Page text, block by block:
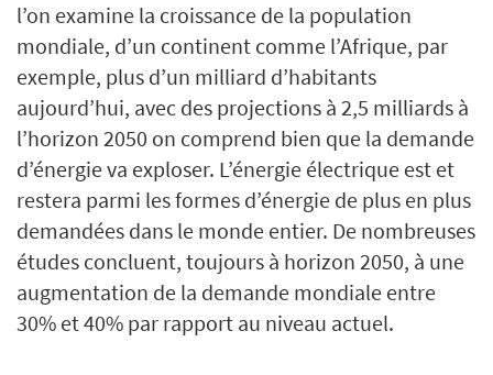
l’on examine la croissance de la population
mondiale, d’un continent comme l’Afrique, par
exemple, plus d’un milliard d’habitants
aujourd’hui, avec des projections à 2,5 milliards à
l’horizon 2050 on comprend bien que la demande
d’énergie va exploser. L’énergie électrique est et
restera parmi les formes d’énergie de plus en plus
demandées dans le monde entier. De nombreuses
études concluent, toujours à horizon 2050, à une
augmentation de la demande mondiale entre
30% et 40% par rapport au niveau actuel.